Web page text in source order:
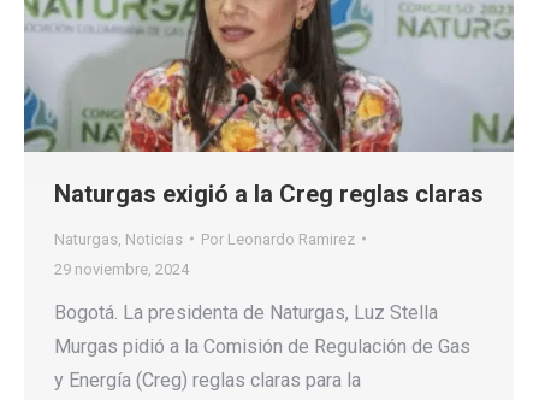
Naturgas exigió a la Creg reglas claras
Naturgas Noticias Por Leonardo Ramirez
29 noviembre, 2024
Bogotá. La presidenta de Naturgas, Luz Stella
Murgas pidió a la Comisión de Regulación de Gas
y Energía (Creg) reglas claras para la